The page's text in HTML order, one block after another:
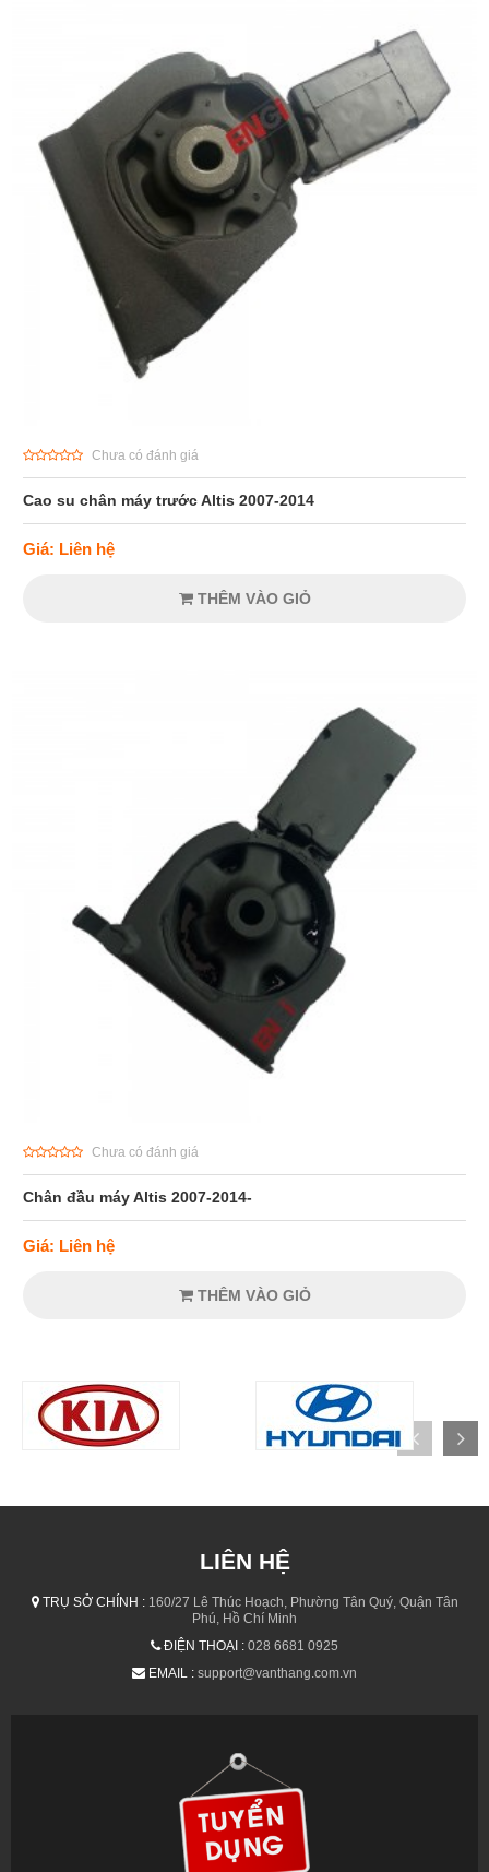
Chưa có đánh giá
Cao su chân máy trước Altis 2007-2014
Giá: Liên hệ
THÊM VÀO GIỎ
Chưa có đánh giá
Chân đầu máy Altis 2007-2014-
Giá: Liên hệ
THÊM VÀO GIỎ
LIÊN HỆ
TRỤ SỞ CHÍNH :160/27 Lê Thúc Hoạch, Phường Tân Quý, Quận Tân
Phú, Hồ Chí Minh
ĐIỆN THOẠI : 028 6681 0925
EMAIL : support@vanthang.com.vn